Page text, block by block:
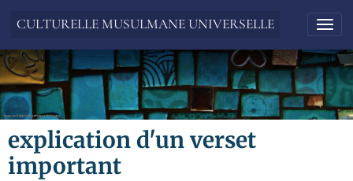
CULTURELLE MUSULMANE UNIVERSELLE
explication d'un verset
important